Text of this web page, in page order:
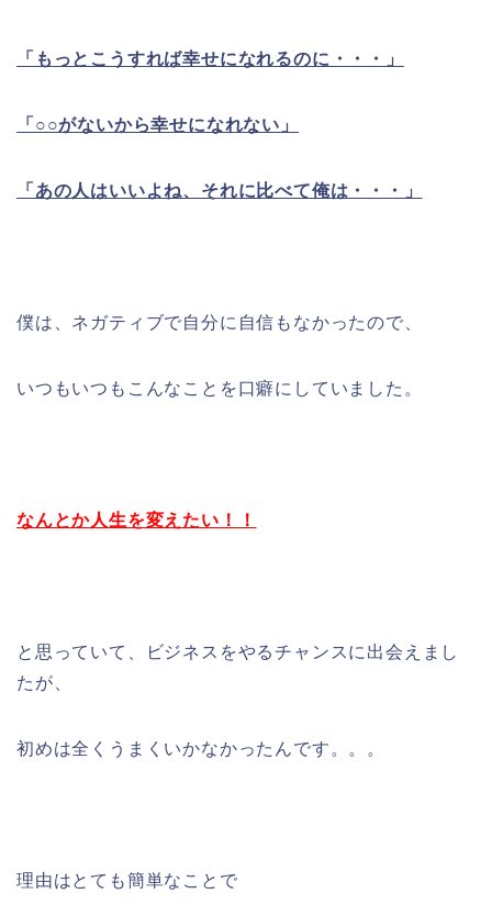
「もっとこうすれば幸せになれるのに・・・」
「○○がないから幸せになれない」
「あの人はいいよね、それに比べて俺は・・・」
僕は、ネガティブで自分に自信もなかったので、
いつもいつもこんなことを口癖にしていました。
なんとか人生を変えたい！！
と思っていて、ビジネスをやるチャンスに出会えまし
たが、
初めは全くうまくいかなかったんです。。。
理由はとても簡単なことで